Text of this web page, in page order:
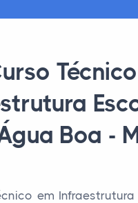
Boa -
em Infraestrutura